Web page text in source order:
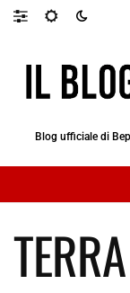
Blog ufficiale di